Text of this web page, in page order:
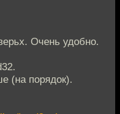
Очень удобно.
(на порядок).